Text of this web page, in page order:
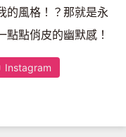
的風格！？那就是永
點俏皮的幽默感！
Instagram